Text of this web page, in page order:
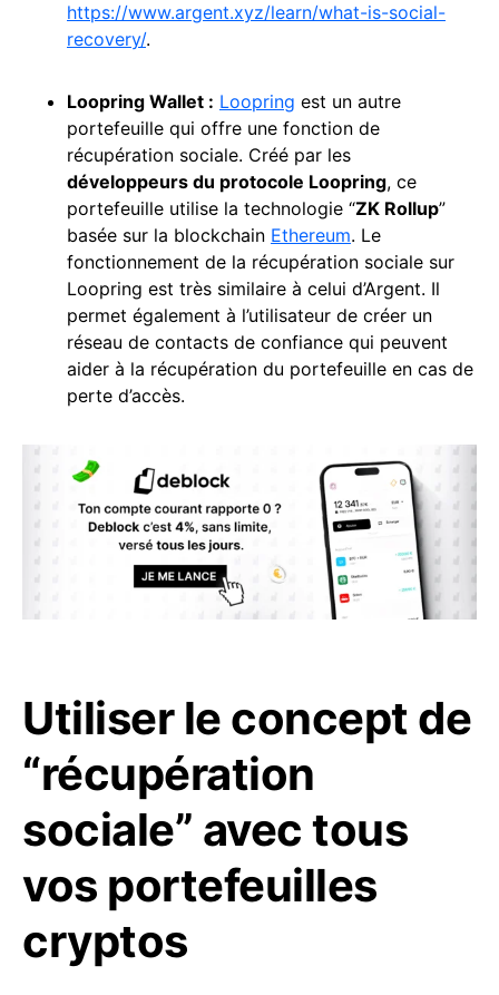
https://www.argent.xyz/learn/what-is-social-
recovery/.
Loopring Wallet : Loopring est un autre
portefeuille qui offre une fonction de
récupération sociale. Créé par les
développeurs du protocole Loopring, ce
portefeuille utilise la technologie “ZK Rollup”
basée sur la blockchain Ethereum. Le
fonctionnement de la récupération sociale sur
Loopring est très similaire à celui d’Argent. Il
permet également à l’utilisateur de créer un
réseau de contacts de confiance qui peuvent
aider à la récupération du portefeuille en cas de
perte d’accès.
Utiliser le concept de
“récupération
sociale” avec tous
vos portefeuilles
cryptos